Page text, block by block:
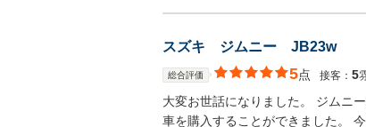
スズキ ジムニー JB23w
総合評価 5点 接客： 5
大変お世話になりました。 ジムニ
車を購入することができました。